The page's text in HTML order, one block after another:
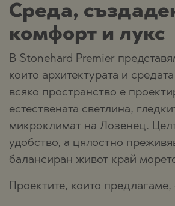
Среда,
комфорт и лукс
В Stonehard Premier
които архитектурата и
всяко пространство е
естествената светлина,
микроклимат на Лозенец.
удобство, а цялостно
балансиран живот край
Проектите, които предлагаме,